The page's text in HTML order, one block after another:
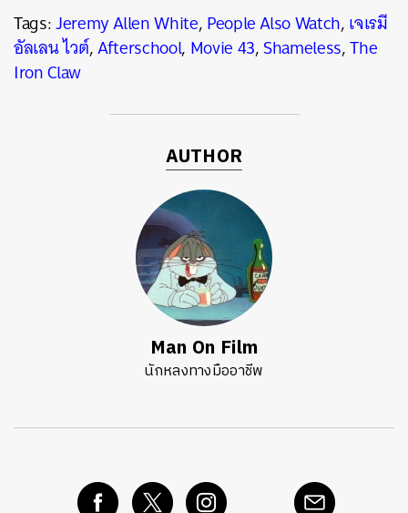
Tags:Jeremy Allen White,People Also Watch,เจเรมี
อัลเลน ไวต์,Afterschool, Movie 43,Shameless,The
Iron Claw
AUTHOR
Man On Film
นักหลงทางมืออาชีพ